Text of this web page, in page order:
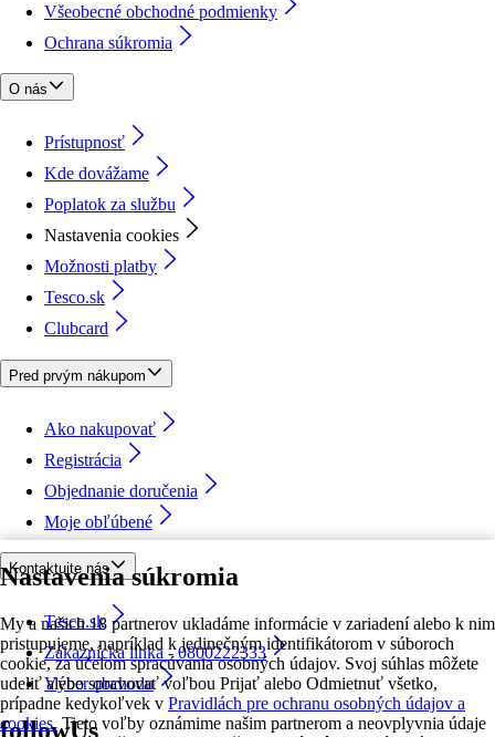
Nastavenia súkromia
My a našich 18 partnerov ukladáme informácie v zariadení alebo k nim
pristupujeme, napríklad k jedinečným identifikátorom v súboroch
cookie, za účelom spracúvania osobných údajov. Svoj súhlas môžete
udeliť alebo spravovať voľbou Prijať alebo Odmietnuť všetko,
prípadne kedykoľvek v Pravidlách pre ochranu osobných údajov a
cookies. Tieto voľby oznámime našim partnerom a neovplyvnia údaje
Všeobecné obchodné podmienky
Ochrana súkromia
O nás
Prístupnosť
Kde dovážame
Poplatok za službu
Nastavenia cookies
Možnosti platby
Tesco.sk
Clubcard
Pred prvým nákupom
Ako nakupovať
Registrácia
Objednanie doručenia
Moje obľúbené
Kontaktujte nás
Tesco.sk
Zákaznícka linka - 0800222333
Výber obchodu
followUs